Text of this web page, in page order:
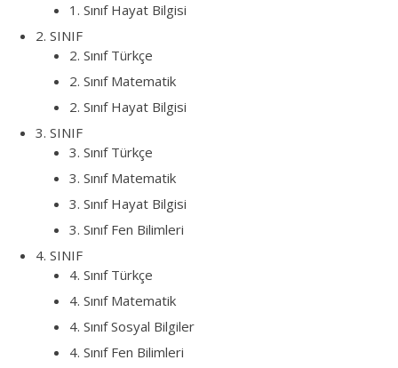
1. Sınıf Hayat Bilgisi
2. SINIF
2. Sınıf Türkçe
2. Sınıf Matematik
2. Sınıf Hayat Bilgisi
3. SINIF
3. Sınıf Türkçe
3. Sınıf Matematik
3. Sınıf Hayat Bilgisi
3. Sınıf Fen Bilimleri
4. SINIF
4. Sınıf Türkçe
4. Sınıf Matematik
4. Sınıf Sosyal Bilgiler
4. Sınıf Fen Bilimleri